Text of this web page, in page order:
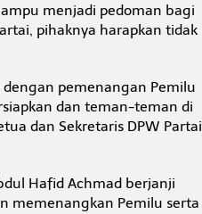
menjadi pedoman bagi
pihaknya harapkan tidak
pemenangan Pemilu
dan teman-teman di
dan Sekretaris DPW Partai
Hafid Achmad berjanji
memenangkan Pemilu serta